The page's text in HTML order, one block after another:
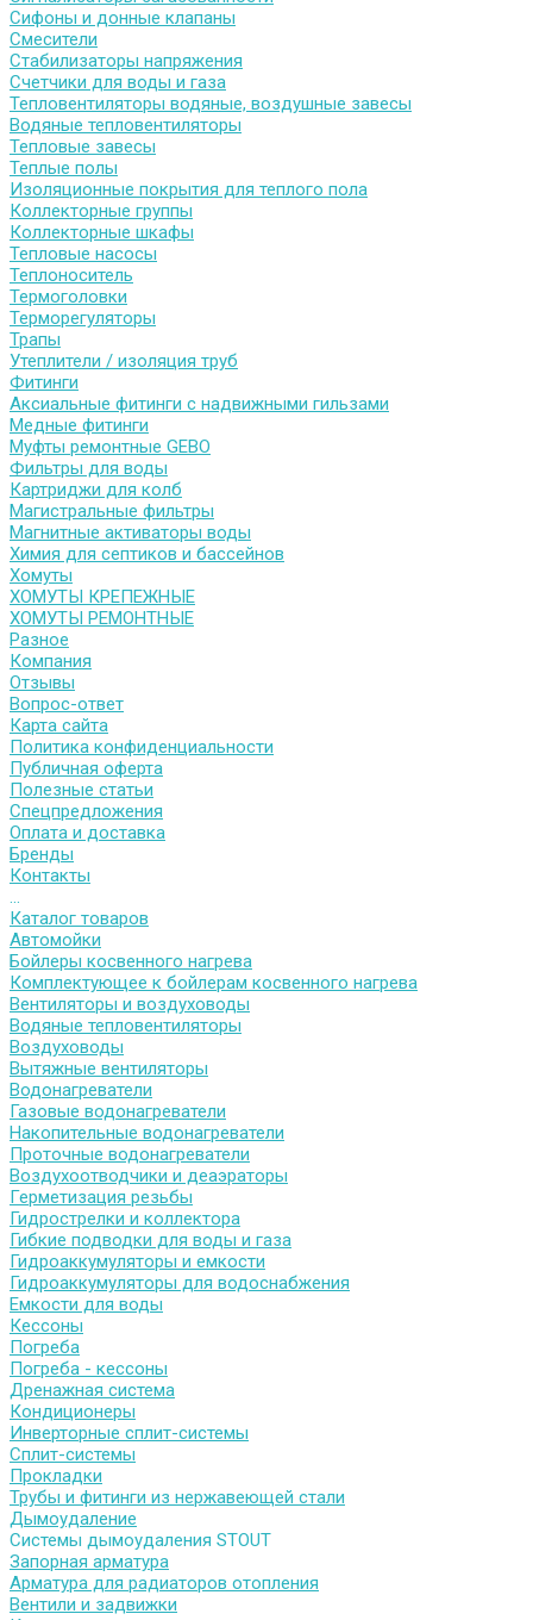
Сифоны и донные клапаны
Смесители
Стабилизаторы напряжения
Счетчики для воды и газа
Тепловентиляторы водяные, воздушные завесы
Водяные тепловентиляторы
Тепловые завесы
Теплые полы
Изоляционные покрытия для теплого пола
Коллекторные группы
Коллекторные шкафы
Тепловые насосы
Теплоноситель
Термоголовки
Терморегуляторы
Трапы
Утеплители / изоляция труб
Фитинги
Аксиальные фитинги с надвижными гильзами
Медные фитинги
Муфты ремонтные GEBO
Фильтры для воды
Картриджи для колб
Магистральные фильтры
Магнитные активаторы воды
Химия для септиков и бассейнов
Хомуты
ХОМУТЫ КРЕПЕЖНЫЕ
ХОМУТЫ РЕМОНТНЫЕ
Разное
Компания
Отзывы
Вопрос-ответ
Карта сайта
Политика конфиденциальности
Публичная оферта
Полезные статьи
Спецпредложения
Оплата и доставка
Бренды
Контакты
...
Каталог товаров
Автомойки
Бойлеры косвенного нагрева
Комплектующее к бойлерам косвенного нагрева
Вентиляторы и воздуховоды
Водяные тепловентиляторы
Воздуховоды
Вытяжные вентиляторы
Водонагреватели
Газовые водонагреватели
Накопительные водонагреватели
Проточные водонагреватели
Воздухоотводчики и деаэраторы
Герметизация резьбы
Гидрострелки и коллектора
Гибкие подводки для воды и газа
Гидроаккумуляторы и емкости
Гидроаккумуляторы для водоснабжения
Емкости для воды
Кессоны
Погреба
Погреба - кессоны
Дренажная система
Кондиционеры
Инверторные сплит-системы
Сплит-системы
Прокладки
Трубы и фитинги из нержавеющей стали
Дымоудаление
Системы дымоудаления STOUT
Запорная арматура
Арматура для радиаторов отопления
Вентили и задвижки